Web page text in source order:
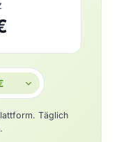
Täglich